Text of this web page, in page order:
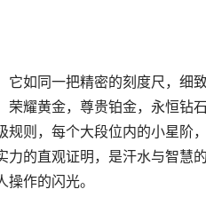
如同一把精密的刻度尺，细
耀黄金，尊贵铂金，永恒钻
则，每个大段位内的小星阶
的直观证明，是汗水与智慧
作的闪光。